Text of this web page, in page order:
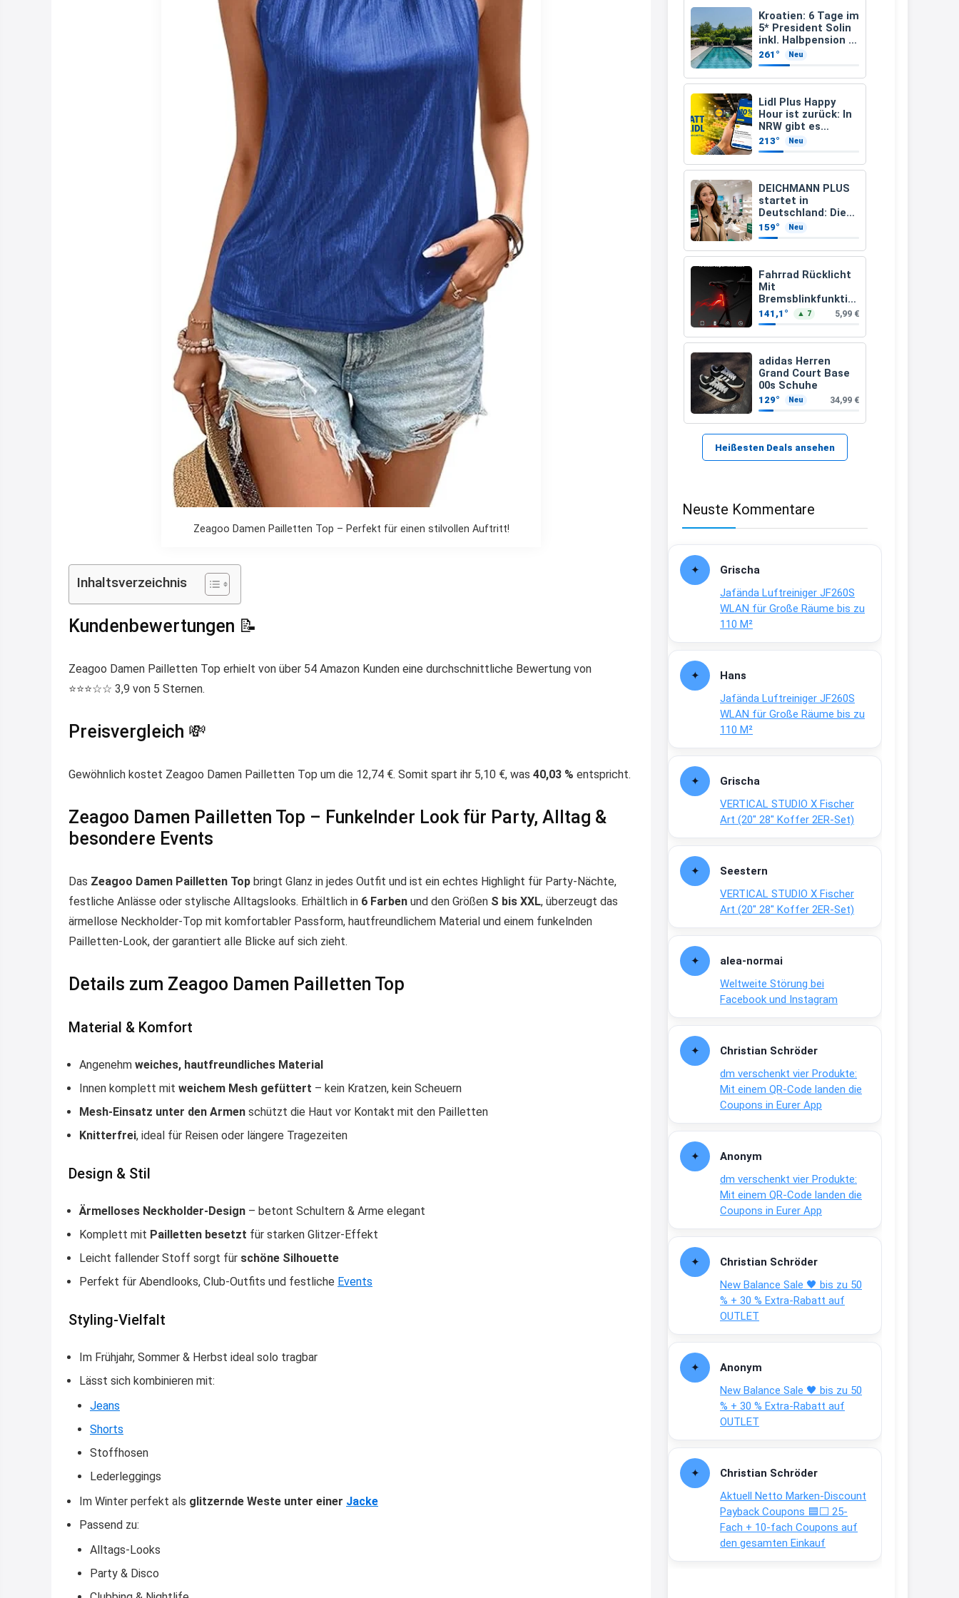
Zeagoo Damen Pailletten Top – Perfekt für einen stilvollen Auftritt!
Inhaltsverzeichnis
Kundenbewertungen 📝
Zeagoo Damen Pailletten Top erhielt von über 54 Amazon Kunden eine durchschnittliche Bewertung von
⭐️⭐️⭐️☆☆ 3,9 von 5 Sternen.
Preisvergleich 💸
Gewöhnlich kostet Zeagoo Damen Pailletten Top um die 12,74 €. Somit spart ihr 5,10 €, was 40,03 % entspricht.
Zeagoo Damen Pailletten Top – Funkelnder Look für Party, Alltag &
besondere Events
Das Zeagoo Damen Pailletten Top bringt Glanz in jedes Outfit und ist ein echtes Highlight für Party-Nächte,
festliche Anlässe oder stylische Alltagslooks. Erhältlich in 6 Farben und den Größen S bis XXL, überzeugt das
ärmellose Neckholder-Top mit komfortabler Passform, hautfreundlichem Material und einem funkelnden
Pailletten-Look, der garantiert alle Blicke auf sich zieht.
Details zum Zeagoo Damen Pailletten Top
Material & Komfort
Angenehm weiches, hautfreundliches Material
Innen komplett mit weichem Mesh gefüttert – kein Kratzen, kein Scheuern
Mesh-Einsatz unter den Armen schützt die Haut vor Kontakt mit den Pailletten
Knitterfrei, ideal für Reisen oder längere Tragezeiten
Design & Stil
Ärmelloses Neckholder-Design – betont Schultern & Arme elegant
Komplett mit Pailletten besetzt für starken Glitzer-Effekt
Leicht fallender Stoff sorgt für schöne Silhouette
Perfekt für Abendlooks, Club-Outfits und festliche Events
Styling-Vielfalt
Im Frühjahr, Sommer & Herbst ideal solo tragbar
Lässt sich kombinieren mit:
Jeans
Shorts
Stoffhosen
Lederleggings
Im Winter perfekt als glitzernde Weste unter einer Jacke
Passend zu:
Alltags-Looks
Party & Disco
Kroatien: 6 Tage im
5* President Solin
inkl. Halbpension &
Flug ab 458 € pro
Person
261° Neu
Lidl Plus Happy
Hour ist zurück: In
NRW gibt es
dienstags 10
Prozent Rabatt
213° Neu
DEICHMANN PLUS
startet in
Deutschland: Diese
Vorteile bekommt
Ihr jetzt beim
Schuhkauf
159° Neu
Fahrrad Rücklicht
Mit
Bremsblinkfunktio
n (StVZO
zugelassenen)
141,1° ▲ 7 5,99 €
adidas Herren
Grand Court Base
00s Schuhe
129° Neu 34,99 €
Heißesten Deals ansehen
Neuste Kommentare
Grischa
Jafända Luftreiniger JF260S
WLAN für Große Räume bis zu
110 M²
Hans
Jafända Luftreiniger JF260S
WLAN für Große Räume bis zu
110 M²
Grischa
VERTICAL STUDIO X Fischer
Art (20″ 28″ Koffer 2ER-Set)
Seestern
VERTICAL STUDIO X Fischer
Art (20″ 28″ Koffer 2ER-Set)
alea-normai
Weltweite Störung bei
Facebook und Instagram
Christian Schröder
dm verschenkt vier Produkte:
Mit einem QR-Code landen die
Coupons in Eurer App
Anonym
dm verschenkt vier Produkte:
Mit einem QR-Code landen die
Coupons in Eurer App
Christian Schröder
New Balance Sale 🖤 bis zu 50
% + 30 % Extra-Rabatt auf
OUTLET
Anonym
New Balance Sale 🖤 bis zu 50
% + 30 % Extra-Rabatt auf
OUTLET
Christian Schröder
Aktuell Netto Marken-Discount
Payback Coupons 🟦⬜ 25-
Fach + 10-fach Coupons auf
den gesamten Einkauf
müsste schon stornieren und
nochmal bestellen, da man
Rabattcodes oder auch
Geschenkgutscheine im
Warenkorb oder an der Kasse
VOR dem Kauf einlösen kann.
17:06
↩
Och siche den Gutschein
fürmeggelebaguetts
Kerstin
Meggle bagett Gutschein code
21:37
↩
Kerstin
Bei EDEKA
↩
29.07www.haribo.com/de-
↩
Joachim
Ab diesem Jahr gibt es keine
Fielmann-Blinkis mehr / wurde
www.fielmann-
group.com/blinkis...
13:44
dich zu sehen, alles gut?
15:01
An 01.08. / Sensodyne Rabatt 3€
/ max. 15.000www.erlebe-
↩
www.meineapotheke.de/
2:19
↩
Joachim
www.linda.de/vorteile/coupons/...
2:21
↩
Gratis Hitzewarn-Aufkleber /
verfärbt sich ab 28 Grad /siehe
Text weiter unten
shop.bioeg.de/aufkleber-
achtun...
↩
Joachim
Gratis personalisierte 7-Tage
Ration Micronährstoffe/ Vitamine
↩
Joachim